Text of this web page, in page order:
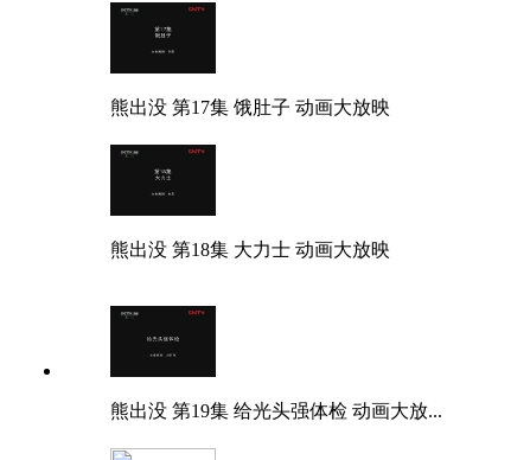
熊出没 第17集 饿肚子 动画大放映
熊出没 第18集 大力士 动画大放映
熊出没 第19集 给光头强体检 动画大放...